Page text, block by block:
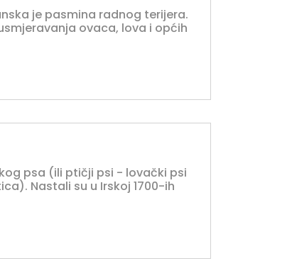
je pasmina radnog terijera.
ovaca, lova i općih
psa (ili ptičji psi - lovački psi
Nastali su u Irskoj 1700-ih